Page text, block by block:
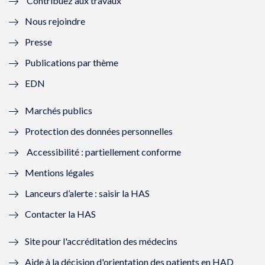
l
l
f
n
ê
t
r
e
)
e
e
n
ê
r
)
ê
t
e
ê
)
Nous rejoindre
Presse
Publications par thème
EDN
Marchés publics
Protection des données personnelles
Accessibilité : partiellement conforme
Mentions légales
Lanceurs d’alerte : saisir la HAS
Contacter la HAS
Site pour l'accréditation des médecins
Aide à la décision d'orientation des patients en HAD